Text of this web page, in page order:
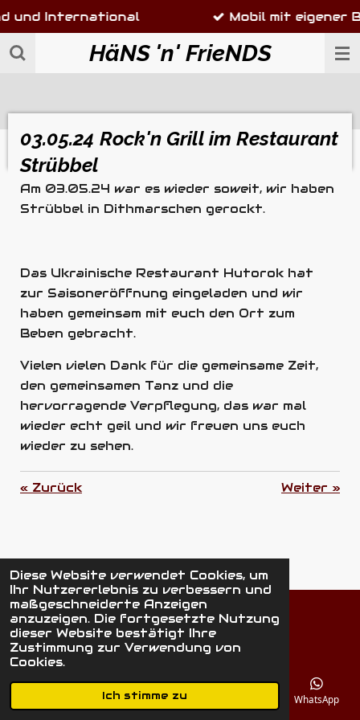
Diese Website verwendet Cookies, um
Ihr Nutzererlebnis zu verbessern und
maßgeschneiderte Anzeigen
anzuzeigen. Die fortgesetzte Nutzung
dieser Website bestätigt Ihre
Zustimmung zur Verwendung von
Cookies.
Ich stimme zu
Zum
Hauptinhalt
springen
HäNS 'n' FrieNDS
Mobil mit eigener Bühne,
03.05.24 Rock'n Grill im Restaurant
Strübbel
Am 03.05.24 war es wieder soweit, wir haben
Strübbel in Dithmarschen gerockt.
Das Ukrainische Restaurant Hutorok hat
zur Saisoneröffnung eingeladen und wir
haben gemeinsam mit euch den Ort zum
Beben gebracht.
Vielen vielen Dank für die gemeinsame Zeit,
den gemeinsamen Tanz und die
hervorragende Verpflegung, das war mal
wieder echt geil und wir freuen uns euch
wieder zu sehen.
« Zurück Weiter »
Teilen Teilen Teilen
©2026HäNS 'N' FrieNDS
Telefon Karte WhatsApp